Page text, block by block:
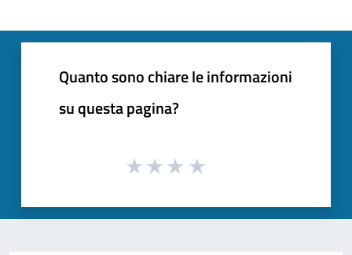
Quanto sono chiare le informazioni
su questa pagina?